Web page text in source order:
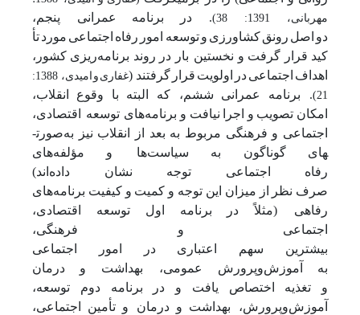
مهربانی، 1391: 38)
. در برنامه
عمرانی پنجم،
دو اصل رونقکشاورزی و توسعه امور رفاه اجتماعی موردتأ
کید قرار گرفت و نخستین بار در روند برنامه‌ریزی کشور،
اهداف اجتماعیدر اولویت قرار گرفتند (غفاری و
امیدی، 1388:
21) . برنامه عمرانی ششم، که البته با وقوع
انقلاب،
امکان تصویب و اجرا نیافت و برنامه‌های توسعه اقتصادی،
اجتماعی و فرهنگی مربوط به بعد از انقلاب نیز
به‌صورت­
های
گوناگون به سیاست‌ها و
مؤلفه‌های
رفاه
اجتماعی توجه نشان
داده‌اند)
صرف نظر از میزان این توجه و کمیت و کیفیت برنامه‌های
رفاهی (مثلاً
در برنامه اول توسعه
اقتصادی،
اجتماعی
و
فرهنگی،
بیشترین
سهم اعتباری در امور
اجتماعی
به
آموزش‌وپرورش عمومی، بهداشت و
درمان
و
تغذیه اختصاص یافت و در برنامه دوم
توسعه،
آموزش‌وپرورش، بهداشت و درمان و تأمین
اجتماعی،